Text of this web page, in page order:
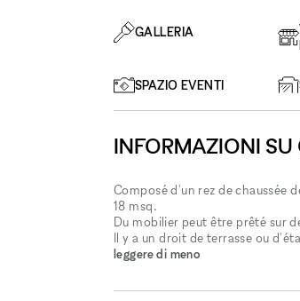
GALLERIA
SPAZIO EVENTI
INFORMAZIONI SU
Composé d'un rez de chaussée
18 msq.
Du mobilier peut être prêté sur
Il y a un droit de terrasse ou
leggere di meno